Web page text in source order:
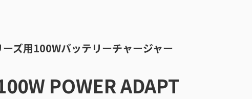
ズ用100Wバッテリーチャージャー
POWER ADAPT